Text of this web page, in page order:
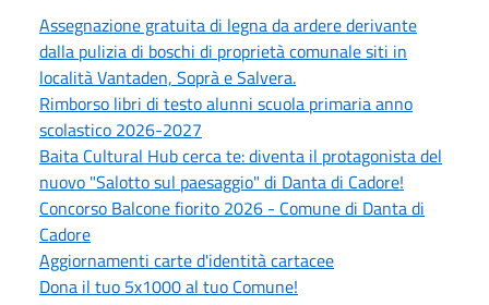
Assegnazione gratuita di legna da ardere derivante
dalla pulizia di boschi di proprietà comunale siti in
località Vantaden, Soprà e Salvera.
Rimborso libri di testo alunni scuola primaria anno
scolastico 2026-2027
Baita Cultural Hub cerca te: diventa il protagonista del
nuovo "Salotto sul paesaggio" di Danta di Cadore!
Concorso Balcone fiorito 2026 - Comune di Danta di
Cadore
Aggiornamenti carte d'identità cartacee
Dona il tuo 5x1000 al tuo Comune!